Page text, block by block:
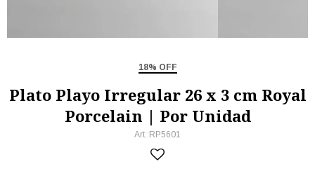
18% OFF
Plato Playo Irregular 26 x 3 cm Royal
Porcelain | Por Unidad
RP5601